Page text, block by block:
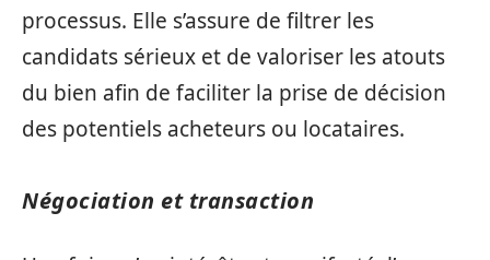
processus. Elle s’assure de filtrer les
candidats sérieux et de valoriser les atouts
du bien afin de faciliter la prise de décision
des potentiels acheteurs ou locataires.
Négociation et transaction